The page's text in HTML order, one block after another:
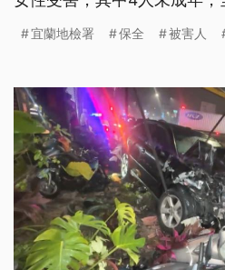
宜蘭地檢署 保全 被害人